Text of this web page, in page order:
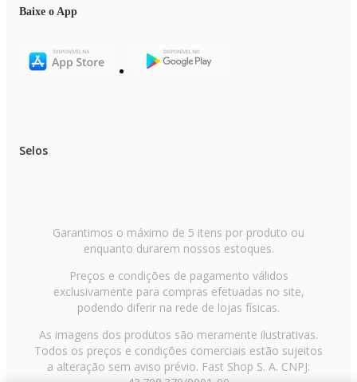
Baixe o App
Selos
Garantimos o máximo de 5 itens por produto ou
enquanto durarem nossos estoques.
Preços e condições de pagamento válidos
exclusivamente para compras efetuadas no site,
podendo diferir na rede de lojas físicas.
As imagens dos produtos são meramente ilustrativas.
Todos os preços e condições comerciais estão sujeitos
a alteração sem aviso prévio. Fast Shop S. A. CNPJ: